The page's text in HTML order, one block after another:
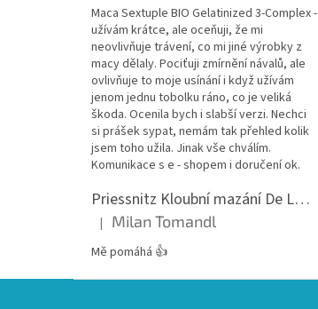
Maca Sextuple BIO Gelatinized 3-Complex -
užívám krátce, ale oceňuji, že mi
neovlivňuje trávení, co mi jiné výrobky z
macy dělaly. Pociťuji zmírnění návalů, ale
ovlivňuje to moje usínání i když užívám
jenom jednu tobolku ráno, co je veliká
škoda. Ocenila bych i slabší verzi. Nechci
si prášek sypat, nemám tak přehled kolik
jsem toho užila. Jinak vše chválím.
Komunikace s e - shopem i doručení ok.
Priessnitz Kloubní mazání De Luxe, 200ml
Hodnocení produktu je 5 z 5 hvězdiček.
| Milan Tomandl
Mě pomáhá 👍